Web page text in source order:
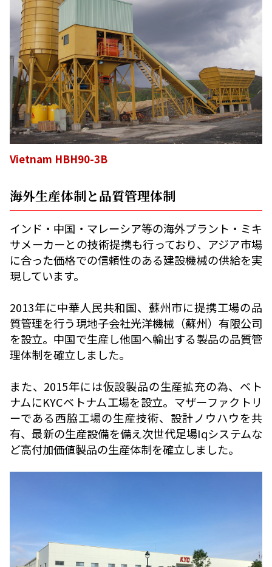
Vietnam HBH90-3B
海外生産体制と品質管理体制
インド・中国・マレーシア等の海外プラント・ミキ
サメーカーとの技術提携も行っており、アジア市場
に合った価格での信頼性のある建設機械の供給を実
現しています。
2013年に中華人民共和国、蘇州市に提携工場の品
質管理を行う現地子会社光洋機械（蘇州）有限公司
を設立。中国で生産し他国へ輸出する製品の品質管
理体制を確立しました。
また、2015年には仮設製品の生産拡充の為、ベト
ナムにKYCベトナム工場を設立。マザーファクトリ
ーである西脇工場の生産技術、設計ノウハウを共
有、最新の生産設備を備え次世代足場Iqシステムな
ど高付加価値製品の生産体制を確立しました。